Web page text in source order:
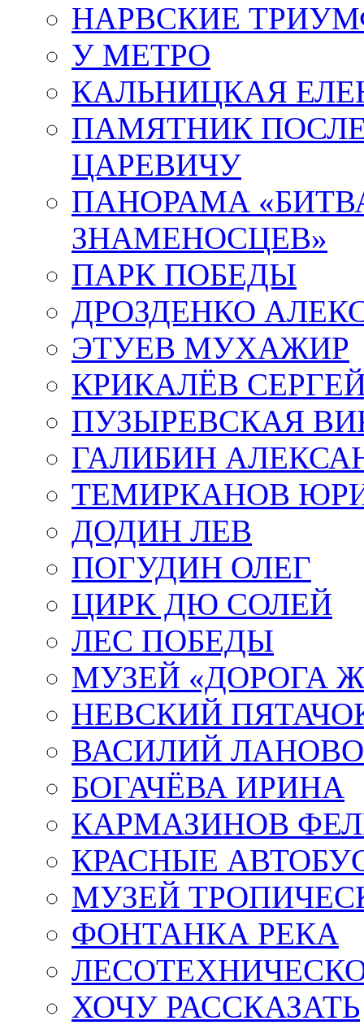
НАРВСКИЕ
У МЕТРО
КАЛЬНИЦКАЯ
ПАМЯТНИК
ЦАРЕВИЧУ
ПАНОРАМА
ЗНАМЕНОСЦЕВ»
ПАРК ПОБЕДЫ
ДРОЗДЕНКО
ЭТУЕВ МУХАЖИР
КРИКАЛЁВ
ПУЗЫРЕВСКАЯ
ГАЛИБИН
ТЕМИРКАНОВ
ДОДИН ЛЕВ
ПОГУДИН ОЛЕГ
ЦИРК ДЮ СОЛЕЙ
ЛЕС ПОБЕДЫ
МУЗЕЙ «ДОРОГА
НЕВСКИЙ
ВАСИЛИЙ
БОГАЧЁВА ИРИНА
КАРМАЗИНОВ
КРАСНЫЕ
МУЗЕЙ
ФОНТАНКА РЕКА
ХОЧУ РАССКАЗАТЬ